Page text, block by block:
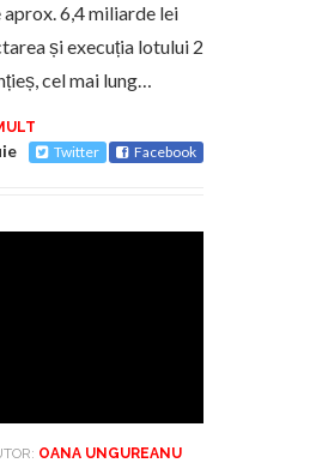
6,4 miliarde lei
și execuția lotului 2
cel mai lung…
Twitter Facebook
OANA UNGUREANU